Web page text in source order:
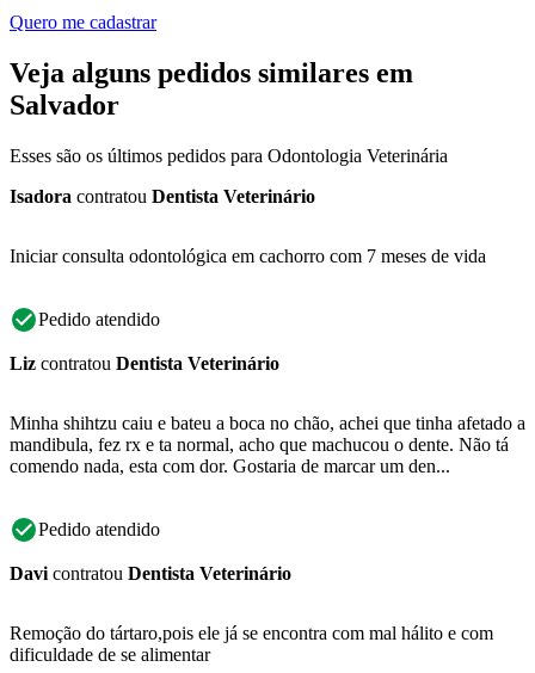
Quero me cadastrar
Veja alguns pedidos similares em
Salvador
Esses são os últimos pedidos para Odontologia Veterinária
Isadora contratou Dentista Veterinário
Iniciar consulta odontológica em cachorro com 7 meses de vida
Pedido atendido
Liz contratou Dentista Veterinário
Minha shihtzu caiu e bateu a boca no chão, achei que tinha afetado a
mandibula, fez rx e ta normal, acho que machucou o dente. Não tá
comendo nada, esta com dor. Gostaria de marcar um den...
Pedido atendido
Davi contratou Dentista Veterinário
Remoção do tártaro,pois ele já se encontra com mal hálito e com
dificuldade de se alimentar